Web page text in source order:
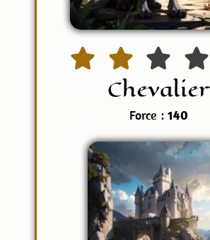
Chevalier
Force : 140